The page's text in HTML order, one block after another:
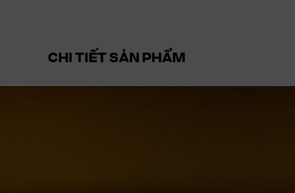
CHI TIẾT SẢN PHẨM